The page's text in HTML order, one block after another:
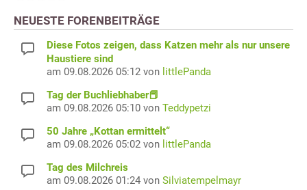
NEUESTE FORENBEITRÄGE
Diese Fotos zeigen, dass Katzen mehr als nur unsere
Haustiere sind
am 09.08.2026 05:12 von littlePanda
Tag der Buchliebhaber📕
am 09.08.2026 05:10 von Teddypetzi
50 Jahre „Kottan ermittelt“
am 09.08.2026 05:02 von littlePanda
Tag des Milchreis
am 09.08.2026 01:24 von Silviatempelmayr